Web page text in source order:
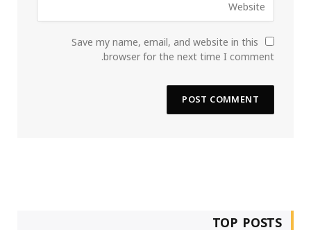
Save my name, email, and website in this
browser for the next time I comment.
TOP POSTS